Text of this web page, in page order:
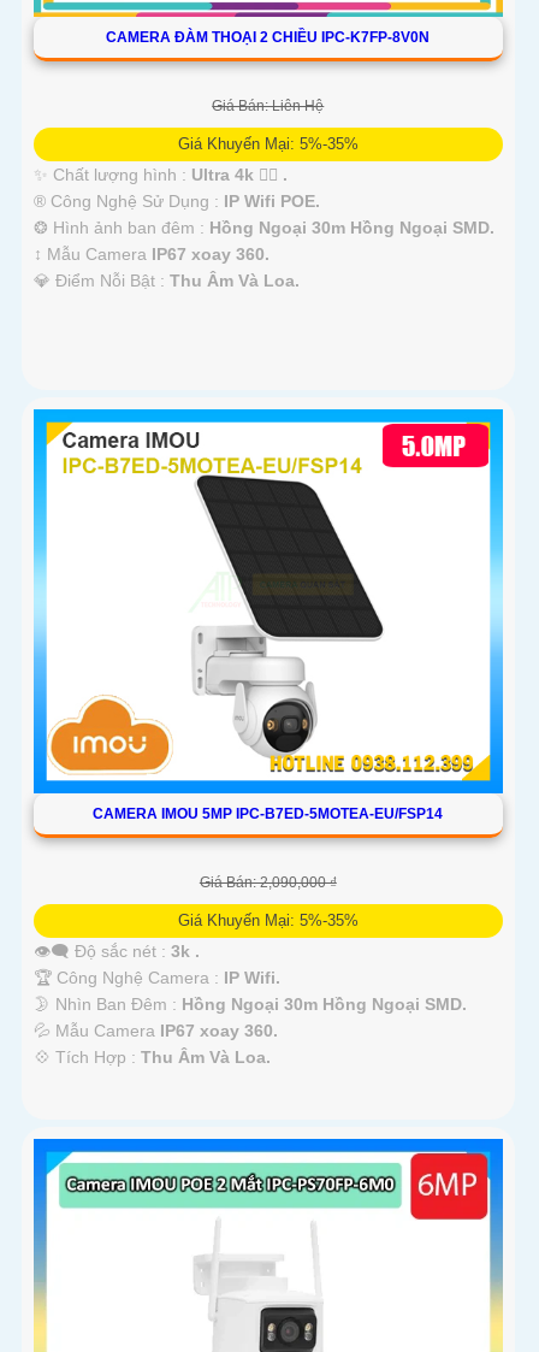
CAMERA ĐÀM THOẠI 2 CHIỀU IPC-K7FP-8V0N
Giá Bán: Liên Hệ
Giá Khuyến Mại: 5%-35%
✨ Chất lượng hình : Ultra 4k 👍🏾 .
®️ Công Nghệ Sử Dụng : IP Wifi POE.
❂ Hình ảnh ban đêm : Hồng Ngoại 30m Hồng Ngoại SMD.
↕️ Mẫu Camera IP67 xoay 360.
️💎 Điểm Nỗi Bật : Thu Âm Và Loa.
CAMERA IMOU 5MP IPC-B7ED-5MOTEA-EU/FSP14
Giá Bán: 2,090,000 ₫
Giá Khuyến Mại: 5%-35%
👁️‍🗨 Độ sắc nét : 3k .
🏆 Công Nghệ Camera : IP Wifi.
🌛 Nhìn Ban Đêm : Hồng Ngoại 30m Hồng Ngoại SMD.
💦 Mẫu Camera IP67 xoay 360.
️💠 Tích Hợp : Thu Âm Và Loa.